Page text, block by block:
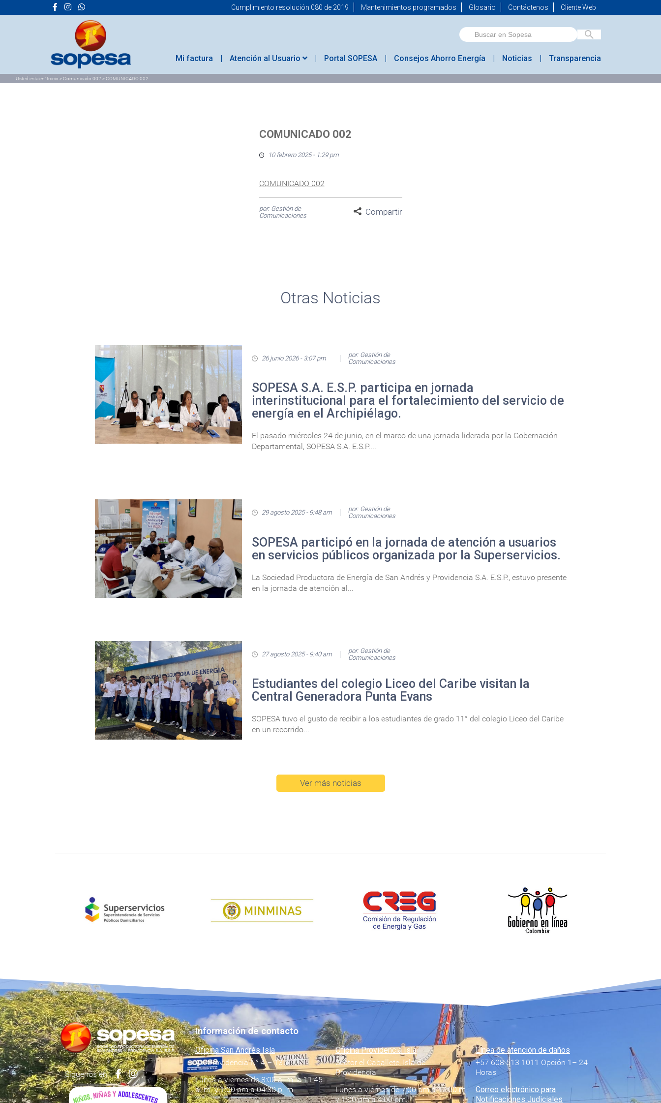
Cumplimiento resolución 080 de 2019 Mantenimientos programados Glosario Contáctenos Cliente Web
Mi factura Atención al Usuario Portal SOPESA Consejos Ahorro Energía Noticias Transparencia
Usted esta en: Inicio > Comunicado 002 > COMUNICADO 002
COMUNICADO 002
10 febrero 2025 - 1:29 pm
COMUNICADO 002
por: Gestión de
Comunicaciones
Compartir
Otras Noticias
26 junio 2026 - 3:07 pm
por: Gestión de
Comunicaciones
SOPESA S.A. E.S.P. participa en jornada
interinstitucional para el fortalecimiento del servicio de
energía en el Archipiélago.
El pasado miércoles 24 de junio, en el marco de una jornada liderada por la Gobernación
Departamental, SOPESA S.A. E.S.P....
29 agosto 2025 - 9:48 am
por: Gestión de
Comunicaciones
SOPESA participó en la jornada de atención a usuarios
en servicios públicos organizada por la Superservicios.
La Sociedad Productora de Energía de San Andrés y Providencia S.A. E.S.P., estuvo presente
en la jornada de atención al...
27 agosto 2025 - 9:40 am
por: Gestión de
Comunicaciones
Estudiantes del colegio Liceo del Caribe visitan la
Central Generadora Punta Evans
SOPESA tuvo el gusto de recibir a los estudiantes de grado 11° del colegio Liceo del Caribe
en un recorrido...
Ver más noticias
Síguenos en:
Información de contacto
Oficina San Andrés Isla
Av. Providencia N° 4 – 135
Lunes a viernes de 8:00 a. m. a 11:45
a. m. y 1:00 pm a 04:30 p. m.
Oficina Providencia Isla
Sector el Caballete, Isla de
Providencia
Lunes a viernes de 7:00 am a 12:00 m
y 1:00 pm a 4:00 pm
Línea de atención de daños
+57 608 513 1011 Opción 1– 24
Horas
Correo electrónico para
Notificaciones Judiciales